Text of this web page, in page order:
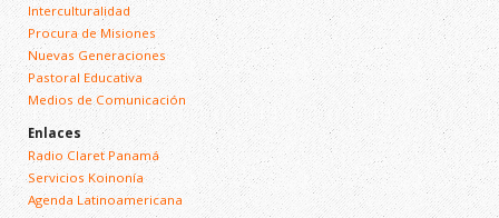
Interculturalidad
Procura de Misiones
Nuevas Generaciones
Pastoral Educativa
Medios de Comunicación
Enlaces
Radio Claret Panamá
Servicios Koinonía
Agenda Latinoamericana